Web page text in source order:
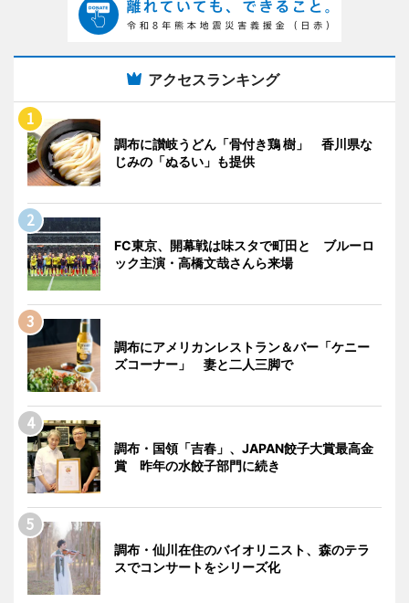
アクセスランキング
調布に讃岐うどん「骨付き鶏 樹」 香川県な
じみの「ぬるい」も提供
FC東京、開幕戦は味スタで町田と ブルーロ
ック主演・高橋文哉さんら来場
調布にアメリカンレストラン＆バー「ケニー
ズコーナー」 妻と二人三脚で
調布・国領「吉春」、JAPAN餃子大賞最高金
賞 昨年の水餃子部門に続き
調布・仙川在住のバイオリニスト、森のテラ
スでコンサートをシリーズ化